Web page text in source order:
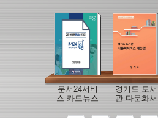
구
관한 연구
문서24서비
스 카드뉴스
경기도 도서
관 다문화서